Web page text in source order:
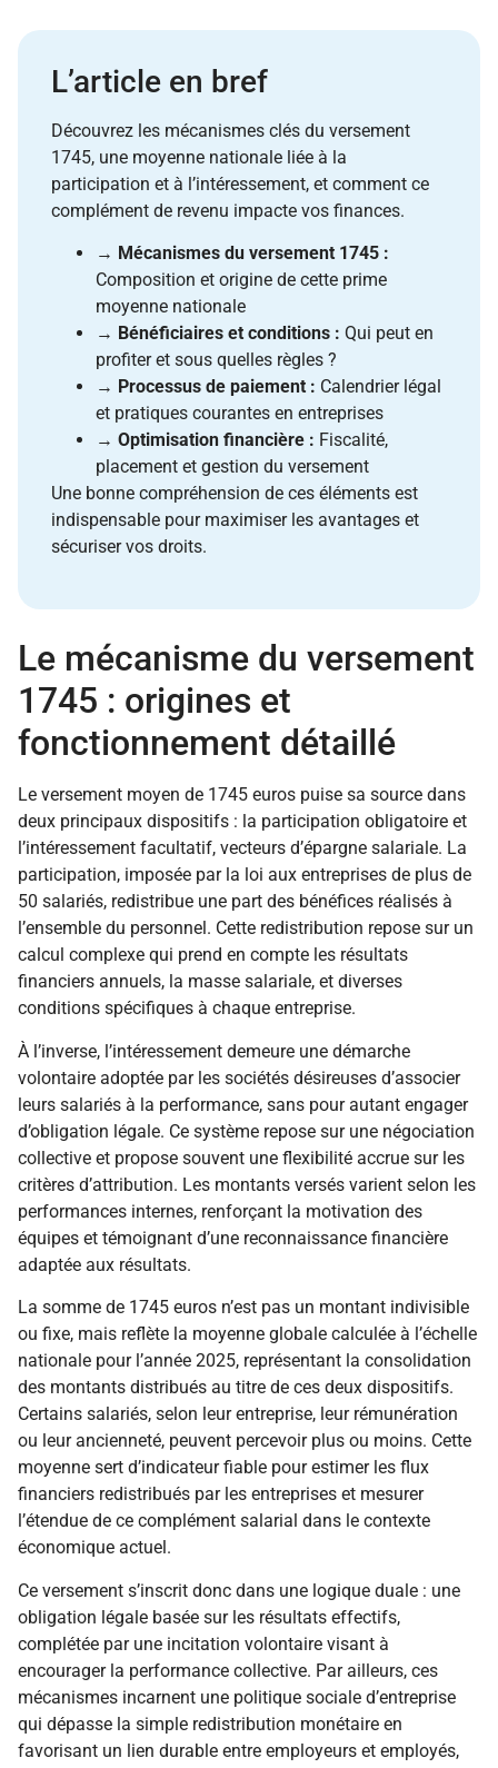
L’article en bref
Découvrez les mécanismes clés du versement
1745, une moyenne nationale liée à la
participation et à l’intéressement, et comment ce
complément de revenu impacte vos finances.
→ Mécanismes du versement 1745 :
Composition et origine de cette prime
moyenne nationale
→ Bénéficiaires et conditions : Qui peut en
profiter et sous quelles règles ?
→ Processus de paiement : Calendrier légal
et pratiques courantes en entreprises
→ Optimisation financière : Fiscalité,
placement et gestion du versement
Une bonne compréhension de ces éléments est
indispensable pour maximiser les avantages et
sécuriser vos droits.
Le mécanisme du versement
1745 : origines et
fonctionnement détaillé
Le versement moyen de 1745 euros puise sa source dans
deux principaux dispositifs : la participation obligatoire et
l’intéressement facultatif, vecteurs d’épargne salariale. La
participation, imposée par la loi aux entreprises de plus de
50 salariés, redistribue une part des bénéfices réalisés à
l’ensemble du personnel. Cette redistribution repose sur un
calcul complexe qui prend en compte les résultats
financiers annuels, la masse salariale, et diverses
conditions spécifiques à chaque entreprise.
À l’inverse, l’intéressement demeure une démarche
volontaire adoptée par les sociétés désireuses d’associer
leurs salariés à la performance, sans pour autant engager
d’obligation légale. Ce système repose sur une négociation
collective et propose souvent une flexibilité accrue sur les
critères d’attribution. Les montants versés varient selon les
performances internes, renforçant la motivation des
équipes et témoignant d’une reconnaissance financière
adaptée aux résultats.
La somme de 1745 euros n’est pas un montant indivisible
ou fixe, mais reflète la moyenne globale calculée à l’échelle
nationale pour l’année 2025, représentant la consolidation
des montants distribués au titre de ces deux dispositifs.
Certains salariés, selon leur entreprise, leur rémunération
ou leur ancienneté, peuvent percevoir plus ou moins. Cette
moyenne sert d’indicateur fiable pour estimer les flux
financiers redistribués par les entreprises et mesurer
l’étendue de ce complément salarial dans le contexte
économique actuel.
Ce versement s’inscrit donc dans une logique duale : une
obligation légale basée sur les résultats effectifs,
complétée par une incitation volontaire visant à
encourager la performance collective. Par ailleurs, ces
mécanismes incarnent une politique sociale d’entreprise
qui dépasse la simple redistribution monétaire en
favorisant un lien durable entre employeurs et employés,